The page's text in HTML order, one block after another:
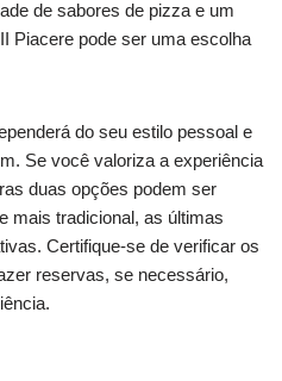
de sabores de pizza e um
Piacere pode ser uma escolha
do seu estilo pessoal e
Se você valoriza a experiência
duas opções podem ser
mais tradicional, as últimas
Certifique-se de verificar os
reservas, se necessário,